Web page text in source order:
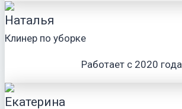
Наталья
Клинер по уборке
Работает с 2020 года
Екатерина